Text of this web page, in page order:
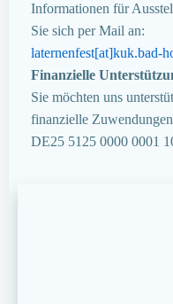
Informationen für
Sie sich per Mail an:
laternenfest[at]kuk.bad-
Finanzielle
Sie möchten uns
finanzielle
DE25 5125 0000 0001